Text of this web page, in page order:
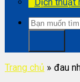
Trang chủ » đau